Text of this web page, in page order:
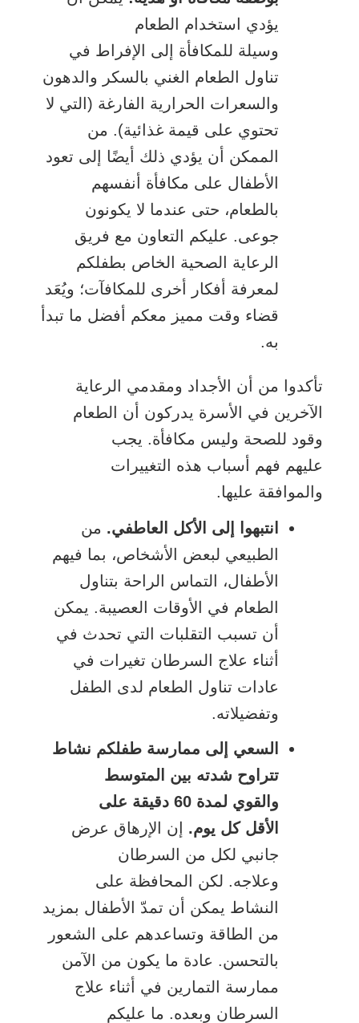
يؤدي استخدام الطعام
وسيلة للمكافأة إلى الإفراط في
تناول الطعام الغني بالسكر والدهون
والسعرات الحرارية الفارغة (التي لا
تحتوي على قيمة غذائية). من
الممكن أن يؤدي ذلك أيضًا إلى تعود
الأطفال على مكافأة أنفسهم
بالطعام، حتى عندما لا يكونون
جوعى. عليكم التعاون مع فريق
الرعاية الصحية الخاص بطفلكم
لمعرفة أفكار أخرى للمكافآت؛ ويُعَد
قضاء وقت مميز معكم أفضل ما تبدأ
به.
تأكدوا من أن الأجداد ومقدمي الرعاية
الآخرين في الأسرة يدركون أن الطعام
وقود للصحة وليس مكافأة. يجب
عليهم فهم أسباب هذه التغييرات
والموافقة عليها.
انتبهوا إلى الأكل العاطفي. من
الطبيعي لبعض الأشخاص، بما فيهم
الأطفال، التماس الراحة بتناول
الطعام في الأوقات العصيبة. يمكن
أن تسبب التقلبات التي تحدث في
أثناء علاج السرطان تغيرات في
عادات تناول الطعام لدى الطفل
وتفضيلاته.
السعي إلى ممارسة طفلكم نشاط
تتراوح شدته بين المتوسط
والقوي لمدة 60 دقيقة على
الأقل كل يوم.
إن الإرهاق عرض
جانبي لكل من السرطان
وعلاجه. لكن المحافظة على
النشاط يمكن أن تمدّ الأطفال بمزيد
من الطاقة وتساعدهم على الشعور
بالتحسن. عادة ما يكون من الآمن
ممارسة التمارين في أثناء علاج
السرطان وبعده. ما عليكم